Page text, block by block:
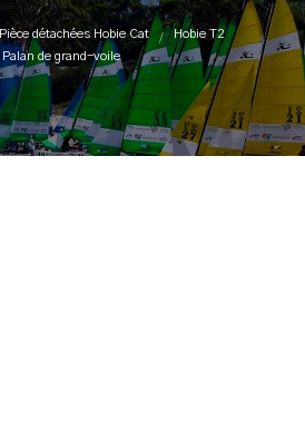
Pièce détachées Hobie Cat
Hobie T2
Palan de grand-voile